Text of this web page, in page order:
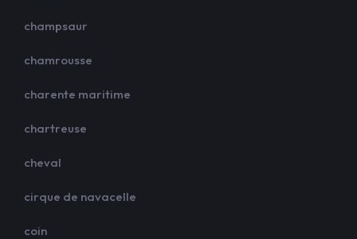
champsaur
chamrousse
charente maritime
chartreuse
cheval
cirque de navacelle
coin